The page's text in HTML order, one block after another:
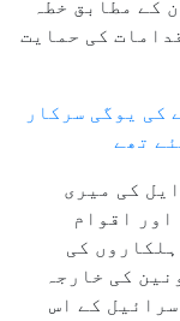
کے مطابق خطہ
کی حمایت
کی یوگی سرکار
کی میری
اور اقوام
کی
کی خارجہ
کے اس